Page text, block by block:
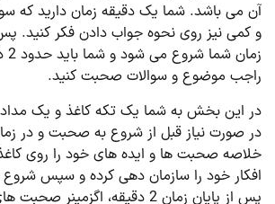
آن می باشد. شما یک دقیقه زمان دارید که
و کمی نیز روی نحوه جواب دادن فکر کنید.
راجب موضوع و سوالات صحبت کنید.
در این بخش به شما یک تکه کاغذ و یک مداد
در صورت نیاز قبل از شروع به صحبت و در
خلاصه صحبت ها و ایده های خود را روی
افکار خود را سازمان دهی کرده و سپس
پس از پایان زمان 2 دقیقه،